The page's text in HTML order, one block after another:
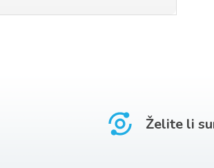
Želite li